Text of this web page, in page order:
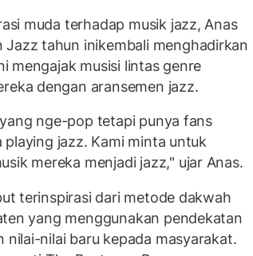
muda terhadap musik jazz, Anas
Jazz tahun inikembali menghadirkan
mengajak musisi lintas genre
dengan aransemen jazz.
nge-pop tetapi punya fans
jazz. Kami minta untuk
mereka menjadi jazz," ujar Anas.
terinspirasi dari metode dakwah
yang menggunakan pendekatan
nilai-nilai baru kepada masyarakat.